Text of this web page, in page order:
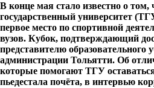
В конце мая стало известно о том,
государственный университет
первое место по спортивной
вузов. Кубок, подтверждающий
представителю образовательного
администрации Тольятти. Об
которые помогают ТГУ
пьедестала почёта, в интервью